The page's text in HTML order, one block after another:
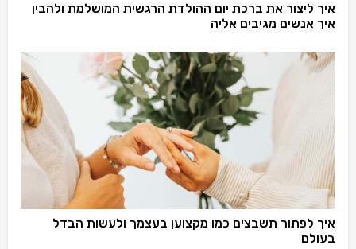
איך ליצור את ברכת יום ההולדת הרגשית המושלמת ולהבין
איך אנשים מגיבים אליה
איך לפתור תשבצים כמו מקצוען בעצמך ולעשות הבדל
בעולם